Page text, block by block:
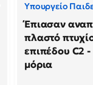
Υπουργείο
Έπιασαν
πλαστό
επιπέδου C2 -
μόρια